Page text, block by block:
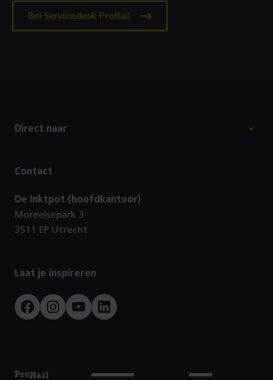
Bel Servicedesk ProRail
Direct naar
Contact
De Inktpot (hoofdkantoor)
Moreelsepark 3
3511 EP Utrecht
Laat je inspireren
FacebookInstagram
YoutubeLinkedIn
Prorail